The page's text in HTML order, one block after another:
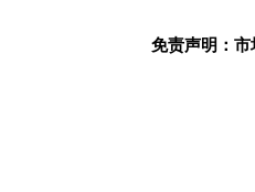
免责声明：市